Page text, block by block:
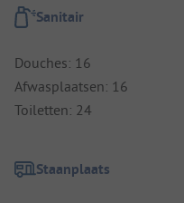
Sanitair
Douches: 16
Afwasplaatsen: 16
Toiletten: 24
Staanplaats